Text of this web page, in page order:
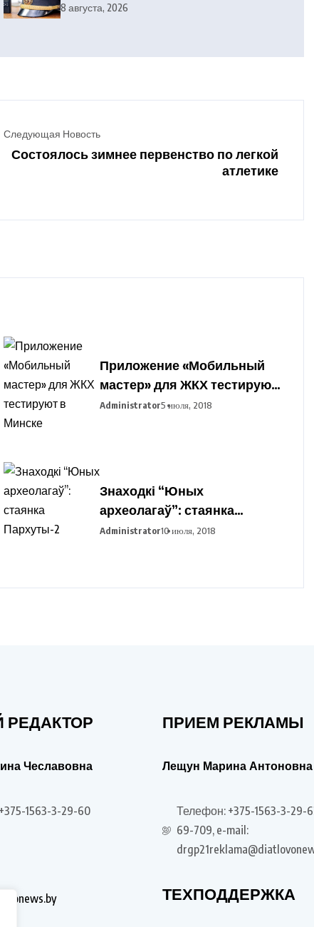
8 августа, 2026
Следующая Новость
Состоялось зимнее первенство по легкой
атлетике
Приложение «Мобильный
мастер» для ЖКХ тестируют
в Минске
Administrator5 июля, 2018
Знаходкі “Юных
археолагаў”: стаянка
Пархуты-2
Administrator10 июля, 2018
РЕДАКТОР
Чеславовна
1563-3-29-60
ПРИЕМ РЕКЛАМЫ
Лещун Марина Антоновна
Телефон: +375-1563-3-29-
69-709, e-mail:
ТЕХПОДДЕРЖКА